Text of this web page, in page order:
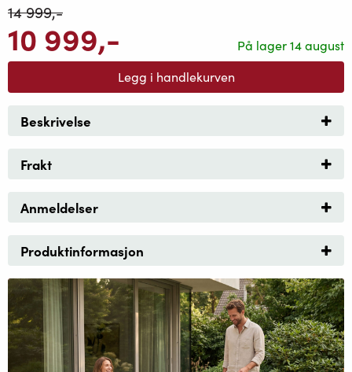
På lager 14 august
14 999,-
10 999,-
Legg i handlekurven
Beskrivelse
Frakt
Anmeldelser
Produktinformasjon